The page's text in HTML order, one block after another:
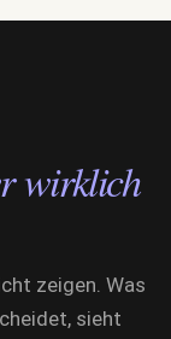
wirklich
zeigen. Was
sieht